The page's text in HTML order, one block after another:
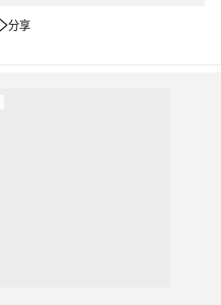
分享